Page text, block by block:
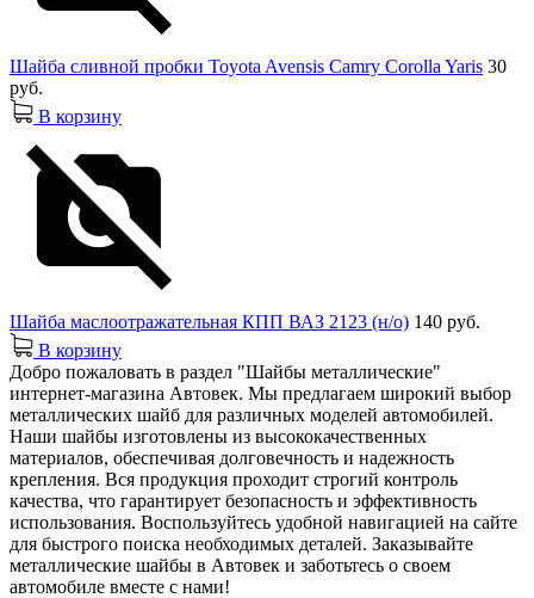
Шайба сливной пробки Toyota Avensis Camry Corolla Yaris 30
руб.
В корзину
Шайба маслоотражательная КПП ВАЗ 2123 (н/о) 140 руб.
В корзину
Добро пожаловать в раздел "Шайбы металлические"
интернет-магазина Автовек. Мы предлагаем широкий выбор
металлических шайб для различных моделей автомобилей.
Наши шайбы изготовлены из высококачественных
материалов, обеспечивая долговечность и надежность
крепления. Вся продукция проходит строгий контроль
качества, что гарантирует безопасность и эффективность
использования. Воспользуйтесь удобной навигацией на сайте
для быстрого поиска необходимых деталей. Заказывайте
металлические шайбы в Автовек и заботьтесь о своем
автомобиле вместе с нами!